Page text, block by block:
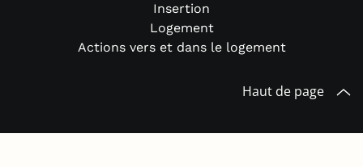
Insertion
Logement
Actions vers et dans le logement
Haut de page